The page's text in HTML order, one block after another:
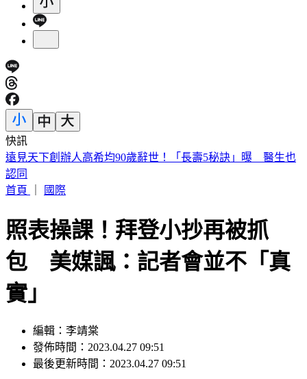
快訊
美股開盤／聯準會升息疑慮意外減緩！標普、那指「雙開高」
首頁
照表操課！拜登小抄再被抓
包 美媒諷：記者會並不「真
實」
發佈時間：2023.04.27 09:51
最後更新時間：2023.04.27 09:51